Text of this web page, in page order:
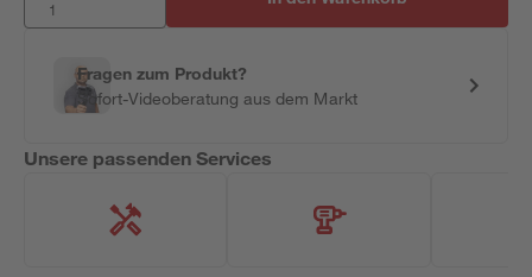
Fragen zum Produkt?
Sofort-Videoberatung aus dem Markt
Unsere passenden Services